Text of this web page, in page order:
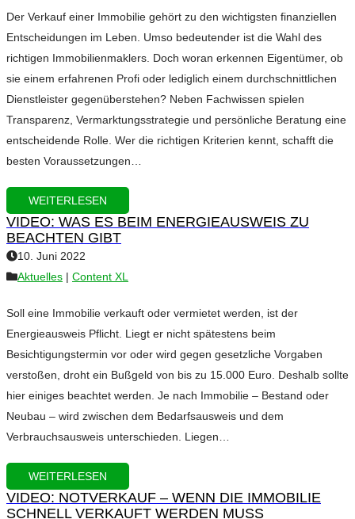
Der Verkauf einer Immobilie gehört zu den wichtigsten finanziellen
Entscheidungen im Leben. Umso bedeutender ist die Wahl des
richtigen Immobilienmaklers. Doch woran erkennen Eigentümer, ob
sie einem erfahrenen Profi oder lediglich einem durchschnittlichen
Dienstleister gegenüberstehen? Neben Fachwissen spielen
Transparenz, Vermarktungsstrategie und persönliche Beratung eine
entscheidende Rolle. Wer die richtigen Kriterien kennt, schafft die
besten Voraussetzungen…
WEITERLESEN
VIDEO: WAS ES BEIM ENERGIEAUSWEIS ZU
BEACHTEN GIBT
10. Juni 2022
Aktuelles | Content XL
Soll eine Immobilie verkauft oder vermietet werden, ist der
Energieausweis Pflicht. Liegt er nicht spätestens beim
Besichtigungstermin vor oder wird gegen gesetzliche Vorgaben
verstoßen, droht ein Bußgeld von bis zu 15.000 Euro. Deshalb sollte
hier einiges beachtet werden. Je nach Immobilie – Bestand oder
Neubau – wird zwischen dem Bedarfsausweis und dem
Verbrauchsausweis unterschieden. Liegen…
WEITERLESEN
VIDEO: NOTVERKAUF – WENN DIE IMMOBILIE
SCHNELL VERKAUFT WERDEN MUSS